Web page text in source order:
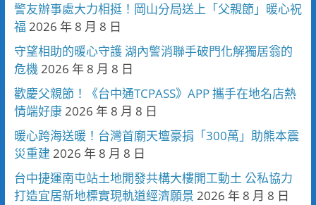
警友辦事處大力相挺！岡山分局送上「父親節」暖心祝
福 2026 年 8 月 8 日
守望相助的暖心守護 湖內警消聯手破門化解獨居翁的
危機2026 年 8 月 8 日
歡慶父親節！《台中通TCPASS》APP 攜手在地名店熱
情端好康2026 年 8 月 8 日
暖心跨海送暖！台灣首廟天壇豪捐「300萬」助熊本震
災重建 2026 年 8 月 8 日
台中捷運南屯站土地開發共構大樓開工動土 公私協力
打造宜居新地標實現軌道經濟願景 2026 年 8 月 8 日